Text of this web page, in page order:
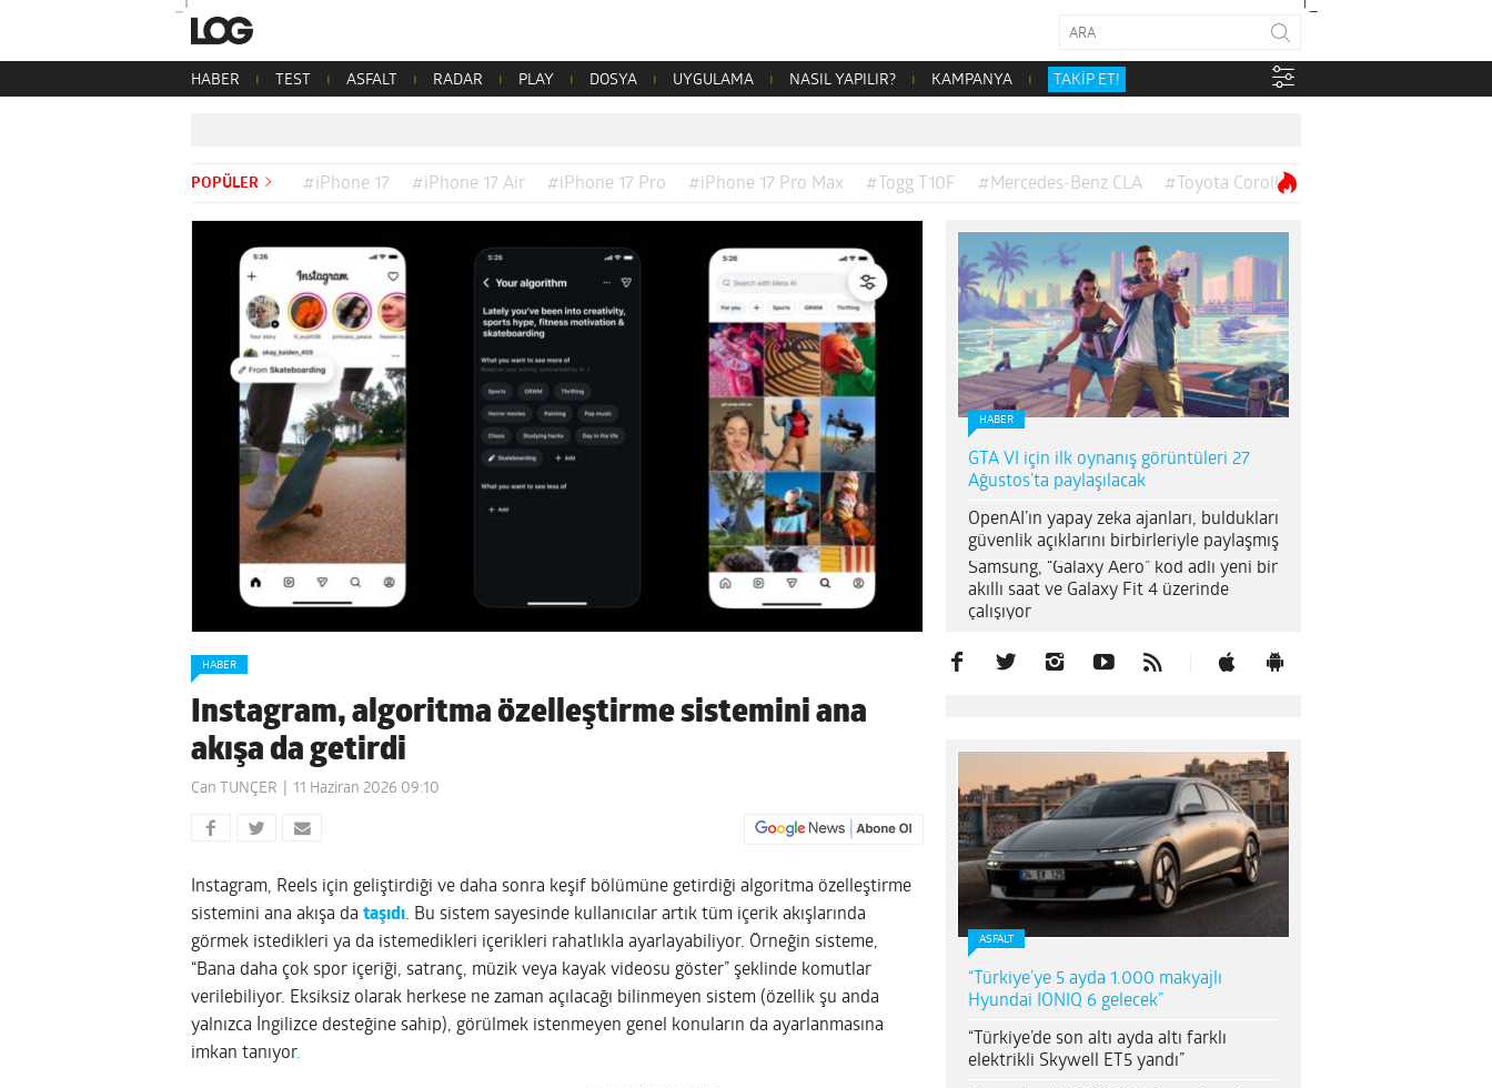
HABER TEST ASFALT RADAR PLAY DOSYA UYGULAMA NASIL YAPILIR? KAMPANYA TAKİP ET!
POPÜLER #iPhone 17 #iPhone 17 Air #iPhone 17 Pro #iPhone 17 Pro Max #Togg T10F #Mercedes-Benz CLA #Toyota Corolla
HABER
Instagram, algoritma özelleştirme sistemini ana
akışa da getirdi
Can TUNÇER 11 Haziran 2026 09:10
Instagram, Reels için geliştirdiği ve daha sonra keşif bölümüne getirdiği algoritma özelleştirme
sistemini ana akışa da taşıdı. Bu sistem sayesinde kullanıcılar artık tüm içerik akışlarında
görmek istedikleri ya da istemedikleri içerikleri rahatlıkla ayarlayabiliyor. Örneğin sisteme,
“Bana daha çok spor içeriği, satranç, müzik veya kayak videosu göster” şeklinde komutlar
verilebiliyor. Eksiksiz olarak herkese ne zaman açılacağı bilinmeyen sistem (özellik şu anda
yalnızca İngilizce desteğine sahip), görülmek istenmeyen genel konuların da ayarlanmasına
imkan tanıyor.
HABER
GTA VI için ilk oynanış görüntüleri 27
Ağustos’ta paylaşılacak
OpenAI’ın yapay zeka ajanları, buldukları
güvenlik açıklarını birbirleriyle paylaşmış
Samsung, “Galaxy Aero” kod adlı yeni bir
akıllı saat ve Galaxy Fit 4 üzerinde
çalışıyor
ASFALT
“Türkiye’ye 5 ayda 1.000 makyajlı
Hyundai IONIQ 6 gelecek”
“Türkiye’de son altı ayda altı farklı
elektrikli Skywell ET5 yandı”